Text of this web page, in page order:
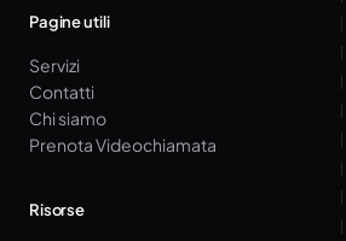
Pagine utili
Servizi
Contatti
Chi siamo
Prenota Videochiamata
Risorse